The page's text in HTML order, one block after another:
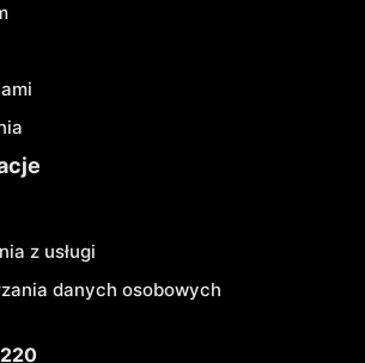
z usługi
danych osobowych